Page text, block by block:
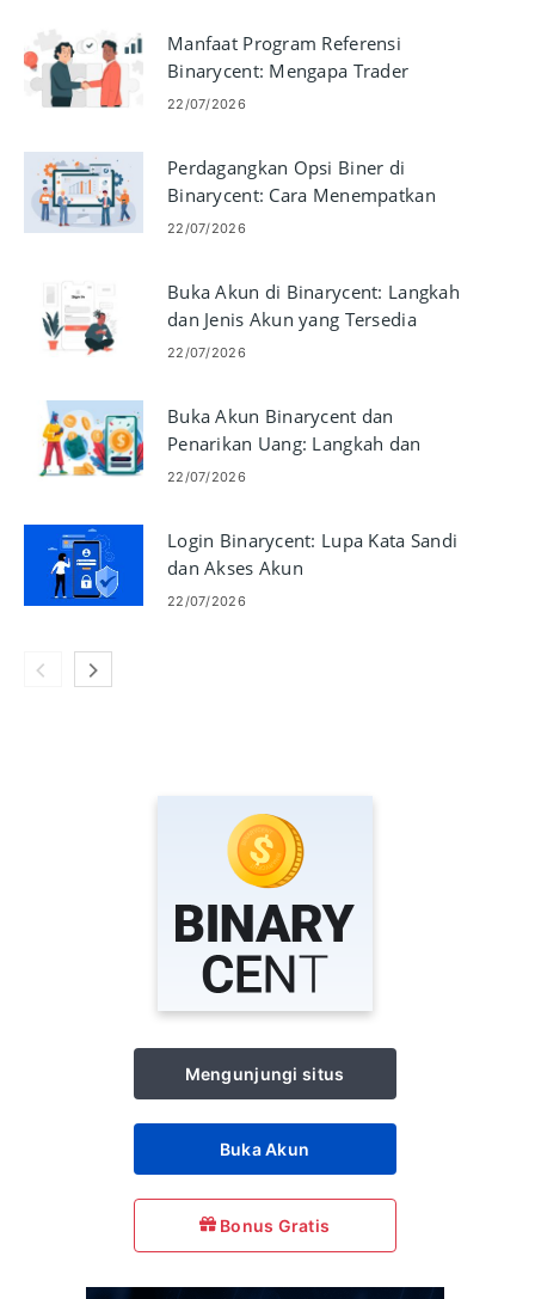
Manfaat Program Referensi
Binarycent: Mengapa Trader
Memilih Binarycent
22/07/2026
Perdagangkan Opsi Biner di
Binarycent: Cara Menempatkan
dan Mengelola Perdagangan
22/07/2026
Buka Akun di Binarycent: Langkah
dan Jenis Akun yang Tersedia
22/07/2026
Buka Akun Binarycent dan
Penarikan Uang: Langkah dan
Persyaratan
22/07/2026
Login Binarycent: Lupa Kata Sandi
dan Akses Akun
22/07/2026
Mengunjungi situs
Buka Akun
Bonus Gratis